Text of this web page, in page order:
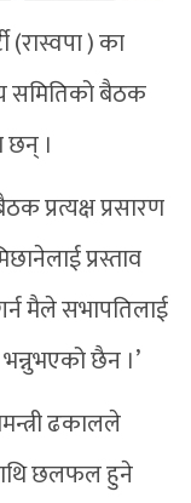
(रास्वपा ) का
समितिको बैठक
छन् ।
प्रत्यक्ष प्रसारण
प्रस्ताव
मैले सभापतिलाई
छैन ।’
ढकालले
छलफल हुने